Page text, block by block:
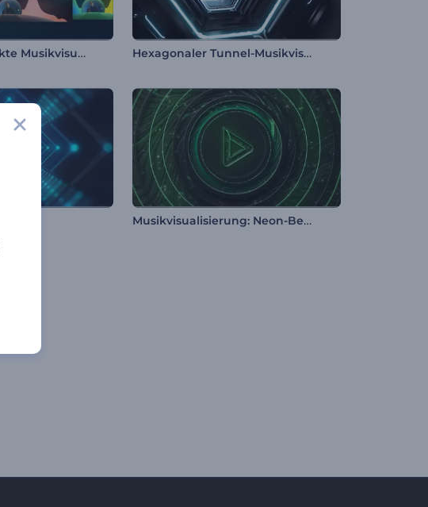
Rhythmische Takte Musikvisualisierung Hexagonaler Tunnel-Musikvisualisierer
Musikvisualisierung: Neon-Beat Wellen